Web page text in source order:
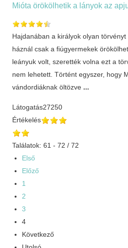
Mióta örökölhetik a lányok az
Hajdanában a királyok olyan
háznál csak a fiúgyermekek
leányuk volt, szerették volna ezt a
nem lehetett. Történt egyszer, hogy
vándordiáknak öltözve ...
Látogatás27250
Értékelés
Találatok: 61 - 72 / 72
Első
Előző
1
2
3
4
Következő